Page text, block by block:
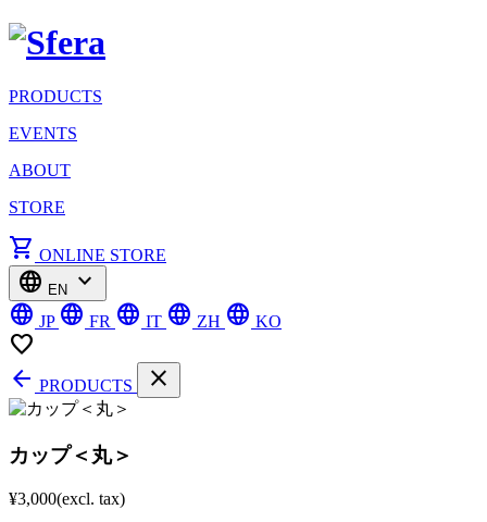
PRODUCTS
EVENTS
ABOUT
STORE
shopping_cart ONLINE STORE
language EN
expand_more
language JP language FR language IT language ZH language KO
favorite_border
arrow_back PRODUCTS close
カップ＜丸＞
¥3,000(excl. tax)